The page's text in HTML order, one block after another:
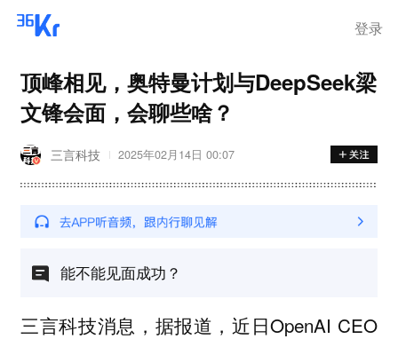
登录
顶峰相见，奥特曼计划与DeepSeek梁
文锋会面，会聊些啥？
三言科技 2025年02月14日 00:07
能不能见面成功？
三言科技消息，据报道，近日OpenAI CEO